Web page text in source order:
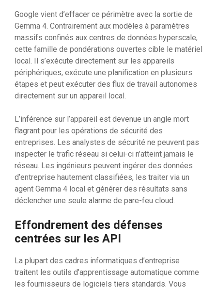
Google vient d’effacer ce périmètre avec la sortie de
Gemma 4. Contrairement aux modèles à paramètres
massifs confinés aux centres de données hyperscale,
cette famille de pondérations ouvertes cible le matériel
local. Il s’exécute directement sur les appareils
périphériques, exécute une planification en plusieurs
étapes et peut exécuter des flux de travail autonomes
directement sur un appareil local.
L’inférence sur l’appareil est devenue un angle mort
flagrant pour les opérations de sécurité des
entreprises. Les analystes de sécurité ne peuvent pas
inspecter le trafic réseau si celui-ci n’atteint jamais le
réseau. Les ingénieurs peuvent ingérer des données
d’entreprise hautement classifiées, les traiter via un
agent Gemma 4 local et générer des résultats sans
déclencher une seule alarme de pare-feu cloud.
Effondrement des défenses
centrées sur les API
La plupart des cadres informatiques d’entreprise
traitent les outils d’apprentissage automatique comme
les fournisseurs de logiciels tiers standards. Vous